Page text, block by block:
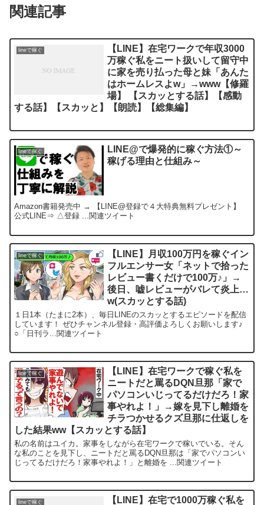
関連記事
lineで稼ぐ
【LINE】在宅ワークで年収3000
万稼ぐ私をニート扱いして留守中
に家を売り払った母と妹「あんた
はホームレスよw」→www【修羅
場】 【スカッとする話】【感動
する話】【スカッと】【朗読】【総集編】
lineで稼ぐ
LINE@で爆発的に稼ぐ方法①～
稼げる理由と仕組み～
Amazon書籍発売中 → 【LINE@登録で４大特典無料プレゼント】
公式LINE⇒ △登録 ...関連ツイート
lineで稼ぐ
【LINE】月収100万円を稼ぐイン
フルエンサー女「ネットで拾った
レビュー書くだけで100万♪」→
後日、嘘レビューがバレて炎上…
w(スカッとする話)
１日1本（たまに2本）、毎日LINEのスカッとするエピソードを配信
しています！ ぜひチャンネル登録・高評価よろしくお願いします♪
○「日刊ラ...関連ツイート
lineで稼ぐ
【LINE】在宅ワークで稼ぐ私を
ニートだと罵るDQN旦那「家で
パソコンいじってるだけだろ！家
事やれよ！」→嫁を見下し離婚を
チラつかせるクズ旦那に仕返しを
した結果ww【スカッとする話】
私の名前はユイカ。家事をしながら在宅ワークで稼いでいる。そん
な私のことを見下し、ニートだと罵るDQN旦那は「家でパソコンい
じってるだけだろ！家事やれよ！」と離婚を ...関連ツイート
lineで稼ぐ
【LINE】在宅で1000万稼ぐ私を